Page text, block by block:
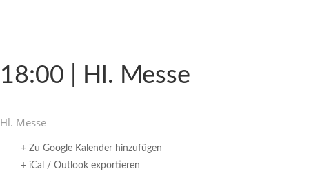
18:00 | Hl. Messe
Hl. Messe
+ Zu Google Kalender hinzufügen
+ iCal / Outlook exportieren